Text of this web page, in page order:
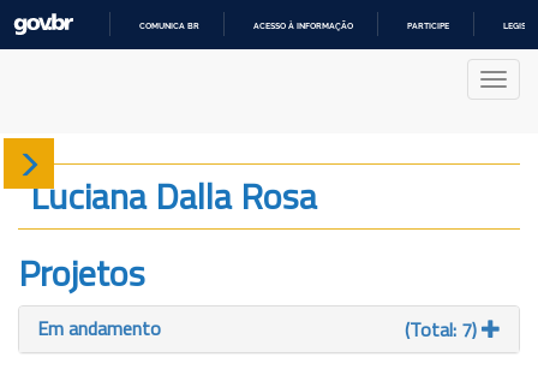
COMUNICA BR ACESSO À INFORMAÇÃO PARTICIPE
Sobre
Produção
Projetos
Gráficos
Luciana Dalla Rosa
Projetos
Em andamento (Total: 7)